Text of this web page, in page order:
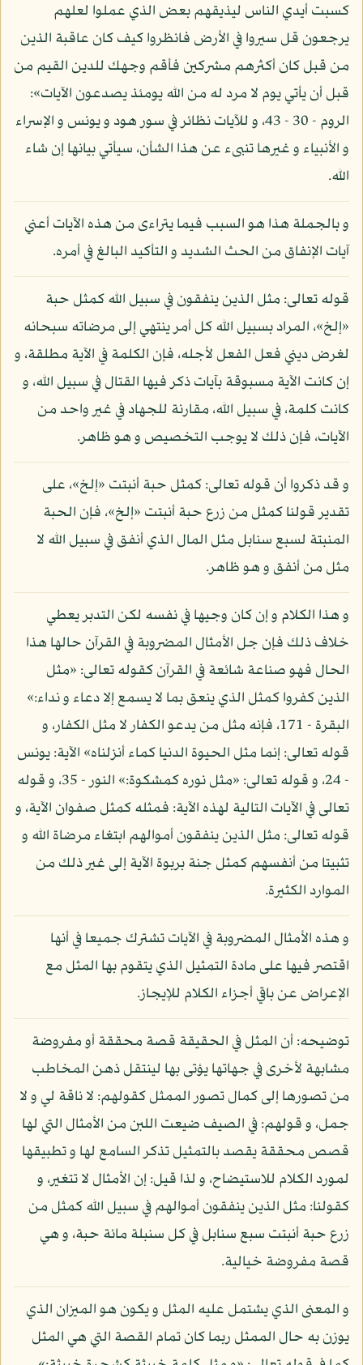
كسبت أيدي الناس ليذيقهم بعض الذي عملوا لعلهم
يرجعون قل سيروا في الأرض فانظروا كيف كان عاقبة الذين
من قبل كان أكثرهم مشركين فأقم وجهك للدين القيم من
قبل أن يأتي يوم لا مرد له من الله يومئذ يصدعون الآيات»:
الروم - 30 - 43، و للآيات نظائر في سور هود و يونس و الإسراء
و الأنبياء و غيرها تنبىء عن هذا الشأن، سيأتي بيانها إن شاء
الله.
و بالجملة هذا هو السبب فيما يتراءى من هذه الآيات أعني
آيات الإنفاق من الحث الشديد و التأكيد البالغ في أمره.
قوله تعالى: مثل الذين ينفقون في سبيل الله كمثل حبة
«إلخ»، المراد بسبيل الله كل أمر ينتهي إلى مرضاته سبحانه
لغرض ديني فعل الفعل لأجله، فإن الكلمة في الآية مطلقة، و
إن كانت الآية مسبوقة بآيات ذكر فيها القتال في سبيل الله، و
كانت كلمة، في سبيل الله، مقارنة للجهاد في غير واحد من
الآيات، فإن ذلك لا يوجب التخصيص و هو ظاهر.
و قد ذكروا أن قوله تعالى: كمثل حبة أنبتت «إلخ»، على
تقدير قولنا كمثل من زرع حبة أنبتت «إلخ»، فإن الحبة
المنبتة لسبع سنابل مثل المال الذي أنفق في سبيل الله لا
مثل من أنفق و هو ظاهر.
و هذا الكلام و إن كان وجيها في نفسه لكن التدبر يعطي
خلاف ذلك فإن جل الأمثال المضروبة في القرآن حالها هذا
الحال فهو صناعة شائعة في القرآن كقوله تعالى: «مثل
الذين كفروا كمثل الذي ينعق بما لا يسمع إلا دعاء و نداء:»
البقرة - 171، فإنه مثل من يدعو الكفار لا مثل الكفار، و
قوله تعالى: إنما مثل الحيوة الدنيا كماء أنزلناه» الآية: يونس
- 24، و قوله تعالى: «مثل نوره كمشكوة:» النور - 35، و قوله
تعالى في الآيات التالية لهذه الآية: فمثله كمثل صفوان الآية، و
قوله تعالى: مثل الذين ينفقون أموالهم ابتغاء مرضاة الله و
تثبيتا من أنفسهم كمثل جنة بربوة الآية إلى غير ذلك من
الموارد الكثيرة.
و هذه الأمثال المضروبة في الآيات تشترك جميعا في أنها
اقتصر فيها على مادة التمثيل الذي يتقوم بها المثل مع
الإعراض عن باقي أجزاء الكلام للإيجاز.
توضيحه: أن المثل في الحقيقة قصة محققة أو مفروضة
مشابهة لأخرى في جهاتها يؤتى بها لينتقل ذهن المخاطب
من تصورها إلى كمال تصور الممثل كقولهم: لا ناقة لي و لا
جمل، و قولهم: في الصيف ضيعت اللبن من الأمثال التي لها
قصص محققة يقصد بالتمثيل تذكر السامع لها و تطبيقها
لمورد الكلام للاستيضاح، و لذا قيل: إن الأمثال لا تتغير، و
كقولنا: مثل الذين ينفقون أموالهم في سبيل الله كمثل من
زرع حبة أنبتت سبع سنابل في كل سنبلة مائة حبة، و هي
قصة مفروضة خيالية.
و المعنى الذي يشتمل عليه المثل و يكون هو الميزان الذي
يوزن به حال الممثل ربما كان تمام القصة التي هي المثل